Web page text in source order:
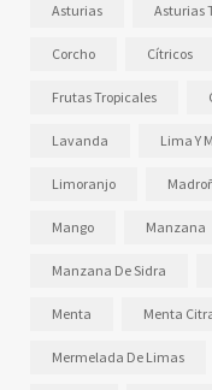
Asturias Asturias
Corcho Cítricos
Frutas Tropicales
Lavanda Lima Y
Limoranjo
Mango Manzana
Manzana De Sidra
Menta Menta
Mermelada De Limas